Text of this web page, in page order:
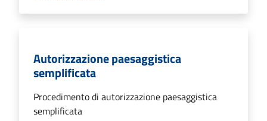
Autorizzazione paesaggistica
semplificata
Procedimento di autorizzazione paesaggistica
semplificata